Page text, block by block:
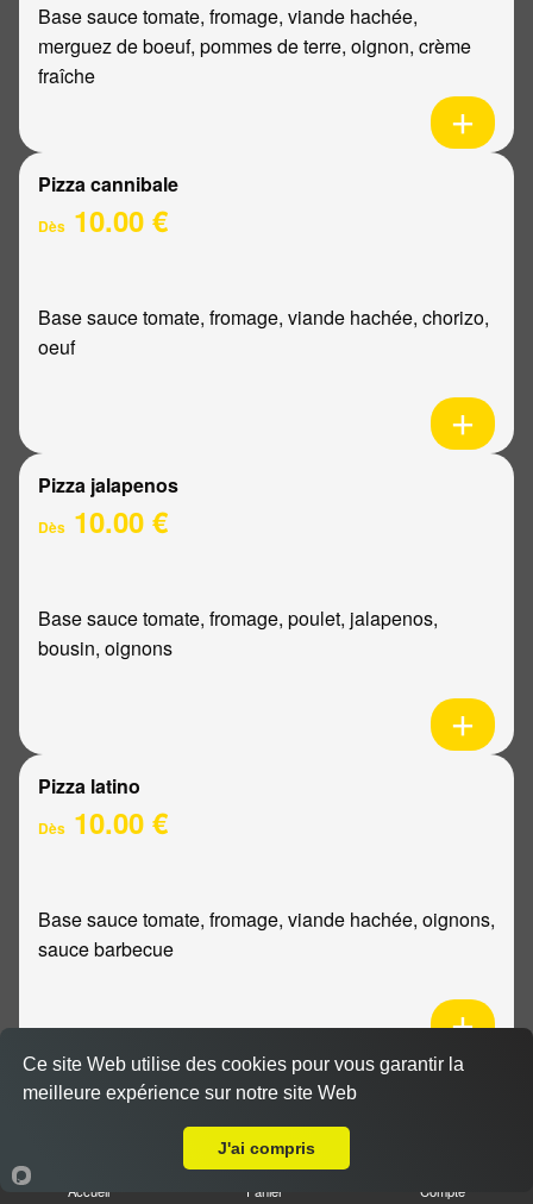
Base sauce tomate, fromage, viande hachée,
merguez de boeuf, pommes de terre, oignon, crème
fraîche
Pizza cannibale
Dès 10.00 €
Base sauce tomate, fromage, viande hachée, chorizo,
oeuf
Pizza jalapenos
Dès 10.00 €
Base sauce tomate, fromage, poulet, jalapenos,
bousin, oignons
Pizza latino
Dès 10.00 €
Base sauce tomate, fromage, viande hachée, oignons,
sauce barbecue
Pizza mexicaine
Accueil Panier Compte
Ce site Web utilise des cookies pour vous garantir la
meilleure expérience sur notre site Web
J'ai compris